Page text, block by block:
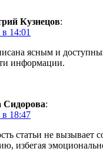
Кузнецов:
14:01
ясным и
информации.
Сидорова:
в 18:47
статьи не
избегая